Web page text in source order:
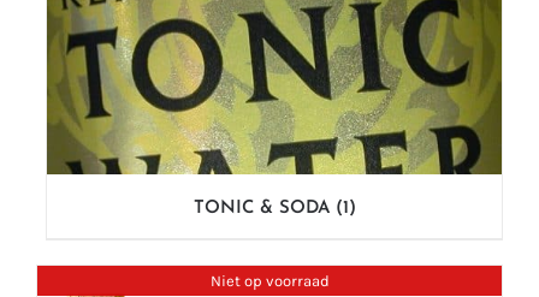
TONIC & SODA (1)
Niet op voorraad